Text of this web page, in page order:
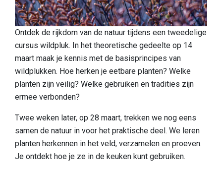
Praktische info
Onthaalpoorten
Speelzone
Honden
Eten & drinken
Bezienswaardigheden in de regio
Bereikbaarheid
Ontdek de rijkdom van de natuur tijdens een tweedelige
cursus wildpluk. In het theoretische gedeelte op 14
maart maak je kennis met de basisprincipes van
wildplukken. Hoe herken je eetbare planten? Welke
planten zijn veilig? Welke gebruiken en tradities zijn
ermee verbonden?
Twee weken later, op 28 maart, trekken we nog eens
samen de natuur in voor het praktische deel. We leren
planten herkennen in het veld, verzamelen en proeven.
Je ontdekt hoe je ze in de keuken kunt gebruiken.